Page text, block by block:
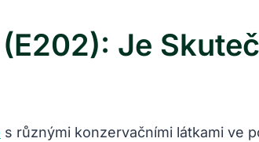
Je
s různými konzervačními látkami ve